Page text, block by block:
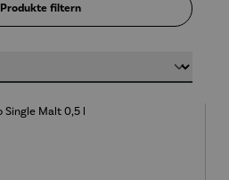
Produkte filtern